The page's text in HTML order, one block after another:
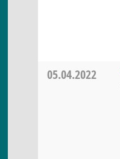
05.04.2022